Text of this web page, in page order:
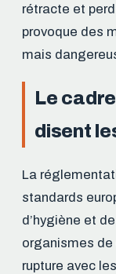
rétracte et
provoque des
mais
Le
disent
La
standards
d’hygiène et
organismes de
rupture avec